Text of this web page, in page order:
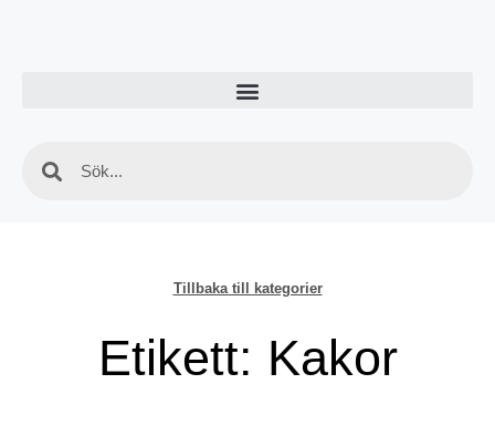
Tillbaka till kategorier
Etikett: Kakor